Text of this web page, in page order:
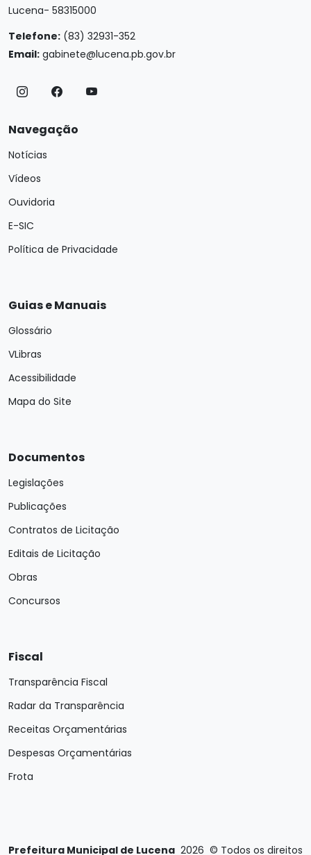
Lucena- 58315000
Telefone: (83) 32931-352
Email: gabinete@lucena.pb.gov.br
Navegação
Notícias
Vídeos
Ouvidoria
E-SIC
Política de Privacidade
Guias e Manuais
Glossário
VLibras
Acessibilidade
Mapa do Site
Documentos
Legislações
Publicações
Contratos de Licitação
Editais de Licitação
Obras
Concursos
Fiscal
Transparência Fiscal
Radar da Transparência
Receitas Orçamentárias
Despesas Orçamentárias
Frota
Prefeitura Municipal de Lucena 2026 © Todos os direitos